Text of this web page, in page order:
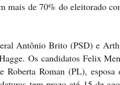
mais de 70% do eleitorado
Antônio Brito (PSD) e
Os candidatos Felix
Roman (PL), esposa